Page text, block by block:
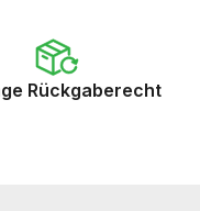
Rückgaberecht